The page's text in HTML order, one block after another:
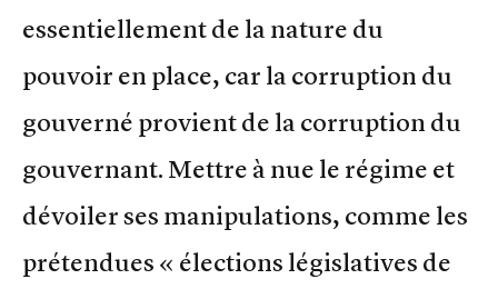
essentiellement de la nature du
pouvoir en place, car la corruption du
gouverné provient de la corruption du
gouvernant. Mettre à nue le régime et
dévoiler ses manipulations, comme les
prétendues « élections législatives de